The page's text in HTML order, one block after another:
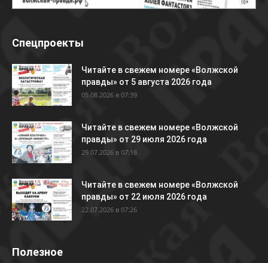
Спецпроекты
Читайте в свежем номере «Волжской
правды» от 5 августа 2026 года
05.08.2026 в 07:39
Читайте в свежем номере «Волжской
правды» от 29 июля 2026 года
29.07.2026 в 07:18
Читайте в свежем номере «Волжской
правды» от 22 июля 2026 года
22.07.2026 в 07:26
Полезное